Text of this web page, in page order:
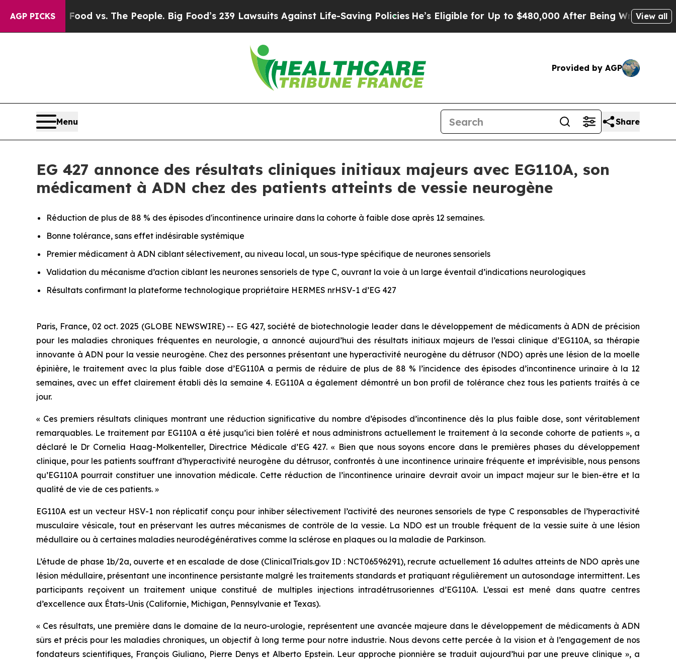
AGP PICKS
Big Food vs. The People. Big Food’s 239 Lawsuits Against Life-Saving PoliciesHe’s Eligible for Up to $480,000 After Being Wrongly Imprisoned
View all
Provided by AGP
Menu Share
EG 427 annonce des résultats cliniques initiaux majeurs avec EG110A, son
médicament à ADN chez des patients atteints de vessie neurogène
Réduction de plus de 88 % des épisodes d'incontinence urinaire dans la cohorte à faible dose après 12 semaines.
Bonne tolérance, sans effet indésirable systémique
Premier médicament à ADN ciblant sélectivement, au niveau local, un sous-type spécifique de neurones sensoriels
Validation du mécanisme d’action ciblant les neurones sensoriels de type C, ouvrant la voie à un large éventail d’indications neurologiques
Résultats confirmant la plateforme technologique propriétaire HERMES nrHSV-1 d’EG 427
Paris, France, 02 oct. 2025 (GLOBE NEWSWIRE) -- EG 427, société de biotechnologie leader dans le développement de médicaments à ADN de précision
pour les maladies chroniques fréquentes en neurologie, a annoncé aujourd’hui des résultats initiaux majeurs de l’essai clinique d’EG110A, sa thérapie
innovante à ADN pour la vessie neurogène. Chez des personnes présentant une hyperactivité neurogène du détrusor (NDO) après une lésion de la moelle
épinière, le traitement avec la plus faible dose d’EG110A a permis de réduire de plus de 88 % l’incidence des épisodes d’incontinence urinaire à la 12
semaines, avec un effet clairement établi dès la semaine 4. EG110A a également démontré un bon profil de tolérance chez tous les patients traités à ce
jour.
« Ces premiers résultats cliniques montrant une réduction significative du nombre d’épisodes d’incontinence dès la plus faible dose, sont véritablement
remarquables. Le traitement par EG110A a été jusqu’ici bien toléré et nous administrons actuellement le traitement à la seconde cohorte de patients », a
déclaré le Dr Cornelia Haag-Molkenteller, Directrice Médicale d’EG 427. « Bien que nous soyons encore dans le premières phases du développement
clinique, pour les patients souffrant d’hyperactivité neurogène du détrusor, confrontés à une incontinence urinaire fréquente et imprévisible, nous pensons
qu’EG110A pourrait constituer une innovation médicale. Cette réduction de l’incontinence urinaire devrait avoir un impact majeur sur le bien-être et la
qualité de vie de ces patients. »
EG110A est un vecteur HSV-1 non réplicatif conçu pour inhiber sélectivement l’activité des neurones sensoriels de type C responsables de l’hyperactivité
musculaire vésicale, tout en préservant les autres mécanismes de contrôle de la vessie. La NDO est un trouble fréquent de la vessie suite à une lésion
médullaire ou à certaines maladies neurodégénératives comme la sclérose en plaques ou la maladie de Parkinson.
L’étude de phase 1b/2a, ouverte et en escalade de dose (ClinicalTrials.gov ID : NCT06596291), recrute actuellement 16 adultes atteints de NDO après une
lésion médullaire, présentant une incontinence persistante malgré les traitements standards et pratiquant régulièrement un autosondage intermittent. Les
participants reçoivent un traitement unique constitué de multiples injections intradétrusoriennes d’EG110A. L’essai est mené dans quatre centres
d’excellence aux États-Unis (Californie, Michigan, Pennsylvanie et Texas).
« Ces résultats, une première dans le domaine de la neuro-urologie, représentent une avancée majeure dans le développement de médicaments à ADN
sûrs et précis pour les maladies chroniques, un objectif à long terme pour notre industrie. Nous devons cette percée à la vision et à l’engagement de nos
fondateurs scientifiques, François Giuliano, Pierre Denys et Alberto Epstein. Leur approche pionnière se traduit aujourd’hui par une preuve clinique », a